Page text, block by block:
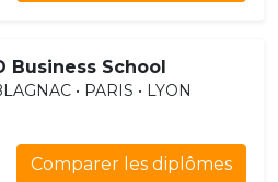
Business School
• PARIS • LYON
Comparer les diplômes